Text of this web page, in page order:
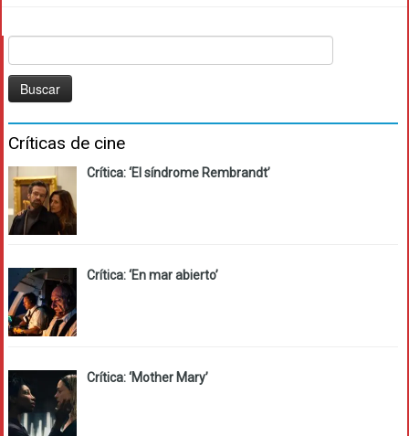
Críticas de cine
Crítica: ‘El síndrome Rembrandt’
Crítica: ‘En mar abierto’
Crítica: ‘Mother Mary’